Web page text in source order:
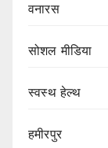
वनारस
सोशल मीडिया
स्वस्थ हेल्थ
हमीरपुर